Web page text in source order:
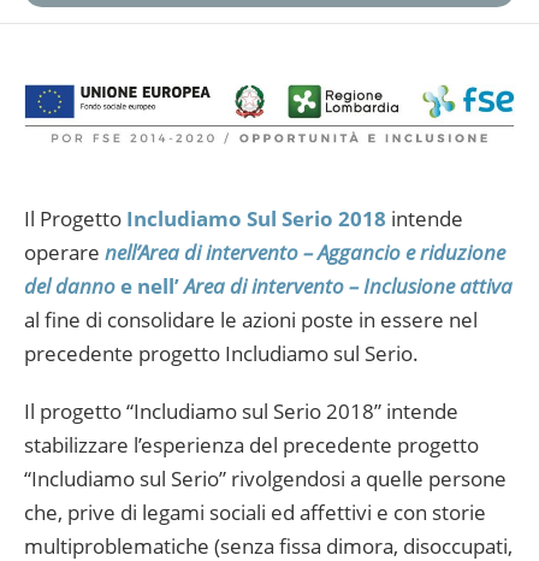
Il Progetto Includiamo Sul Serio 2018 intende
operare nell’Area di intervento – Aggancio e riduzione
del dannoe nell’Area di intervento – Inclusione attiva
al fine di consolidare le azioni poste in essere nel
precedente progetto Includiamo sul Serio.
Il progetto “Includiamo sul Serio 2018” intende
stabilizzare l’esperienza del precedente progetto
“Includiamo sul Serio” rivolgendosi a quelle persone
che, prive di legami sociali ed affettivi e con storie
multiproblematiche (senza fissa dimora, disoccupati,